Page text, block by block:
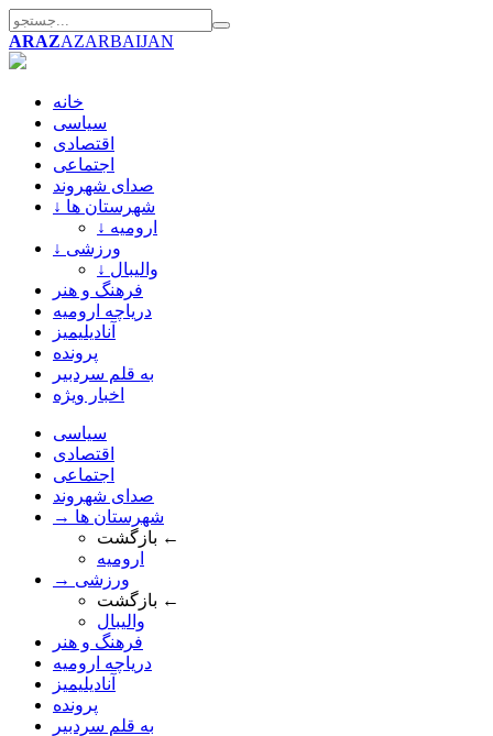
ARAZAZARBAIJAN
خانه
سیاسی
اقتصادی
اجتماعی
صدای شهروند
↓ شهرستان ها
↓ ارومیه
↓ ورزشی
↓ والیبال
فرهنگ و هنر
دریاچه ارومیه
آنادیلیمیز
پرونده
به قلم سردبیر
اخبار ویژه
سیاسی
اقتصادی
اجتماعی
صدای شهروند
→ شهرستان ها
بازگشت ←
ارومیه
→ ورزشی
بازگشت ←
والیبال
فرهنگ و هنر
دریاچه ارومیه
آنادیلیمیز
پرونده
به قلم سردبیر